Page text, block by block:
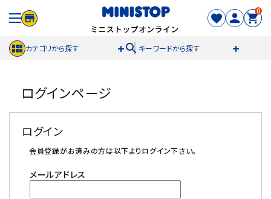
0
カテゴリから探す search キーワードから探す
meeting_room ログイン person 新規登録
セール商品
カテゴリから探す
ログインページ
ログイン
会員登録がお済みの方は以下よりログイン下さい。
メールアドレス